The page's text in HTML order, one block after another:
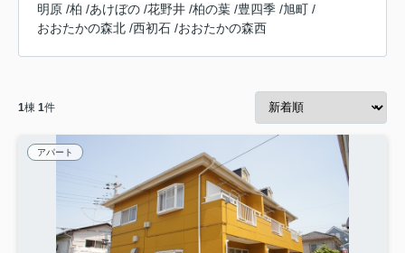
明原 /柏 /あけぼの /花野井 /柏の葉 /豊四季 /旭町 /
おおたかの森北 /西初石 /おおたかの森西
1棟 1件
アパート